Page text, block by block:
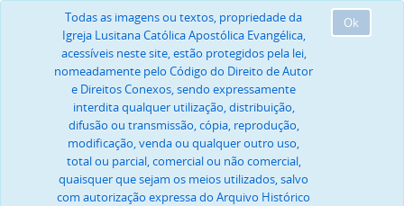
Ok
Todas as imagens ou textos, propriedade da
Igreja Lusitana Católica Apostólica Evangélica,
acessíveis neste site, estão protegidos pela lei,
nomeadamente pelo Código do Direito de Autor
e Direitos Conexos, sendo expressamente
interdita qualquer utilização, distribuição,
difusão ou transmissão, cópia, reprodução,
modificação, venda ou qualquer outro uso,
total ou parcial, comercial ou não comercial,
quaisquer que sejam os meios utilizados, salvo
com autorização expressa do Arquivo Histórico